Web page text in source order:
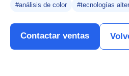
#análisis de color
#tecnologías
Contactar ventas